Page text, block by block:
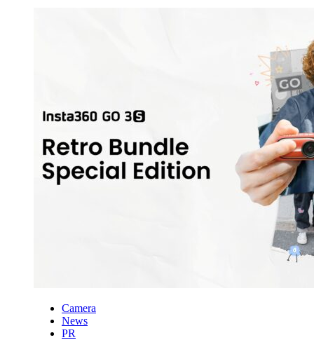
Camera
News
PR